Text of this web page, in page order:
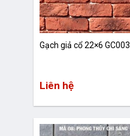
Gạch giả cổ 22×6 GC003
Liên hệ